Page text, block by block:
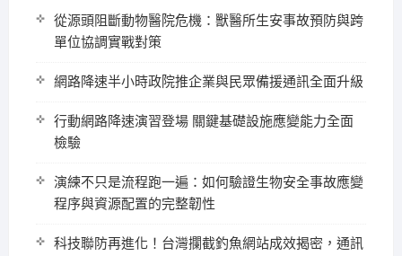
從源頭阻斷動物醫院危機：獸醫所生安事故預防與跨
單位協調實戰對策
網路降速半小時政院推企業與民眾備援通訊全面升級
行動網路降速演習登場 關鍵基礎設施應變能力全面
檢驗
演練不只是流程跑一遍：如何驗證生物安全事故應變
程序與資源配置的完整韌性
科技聯防再進化！台灣攔截釣魚網站成效揭密，通訊